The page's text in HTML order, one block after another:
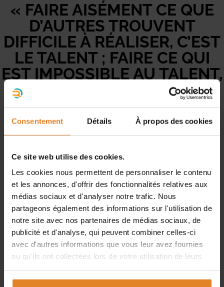
Consentement Détails À propos des cookies
Ce site web utilise des cookies.
Les cookies nous permettent de personnaliser le contenu
et les annonces, d'offrir des fonctionnalités relatives aux
médias sociaux et d'analyser notre trafic. Nous
partageons également des informations sur l'utilisation de
notre site avec nos partenaires de médias sociaux, de
publicité et d'analyse, qui peuvent combiner celles-ci
avec d'autres informations que vous leur avez fournies
ou qu'ils ont collectées lors de votre utilisation de leurs
« FAIRE AISÉMENT CE QUE
D’AUTRES TROUVENT
DIFFICILE À RÉALISER, C’EST
LE TALENT ; FAIRE CE QUI
EST IMPOSSIBLE AU TALENT,
C’EST DU GÉNIE. » — H.-F.
AMIEL
ses défis.
Mais ce qui fait la différence, c’est la capacité à
transformer la complexité en résultat fluide, propre, soigné.
Du talent, nos équipes en ont. Et parfois, sur certains
chantiers, on frôle même le génie !
Parce qu’au-delà des compétences techniques, il y a aussi
l’engagement, l’œil du détail et le goût du travail bien fait.